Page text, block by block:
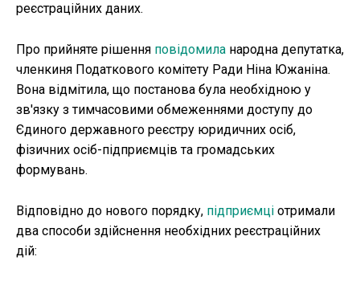
реєстраційних даних.
Про прийняте рішення повідомила народна депутатка,
членкиня Податкового комітету Ради Ніна Южаніна.
Вона відмітила, що постанова була необхідною у
зв'язку з тимчасовими обмеженнями доступу до
Єдиного державного реєстру юридичних осіб,
фізичних осіб-підприємців та громадських
формувань.
Відповідно до нового порядку, підприємці отримали
два способи здійснення необхідних реєстраційних
дій: